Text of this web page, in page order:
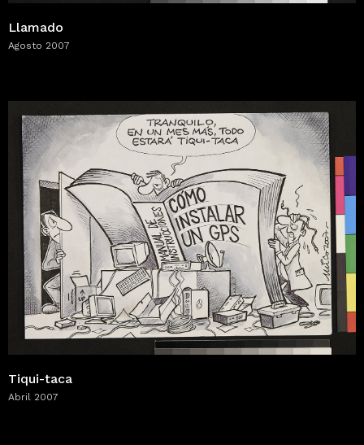
Llamado
Agosto 2007
Tiqui-taca
Abril 2007